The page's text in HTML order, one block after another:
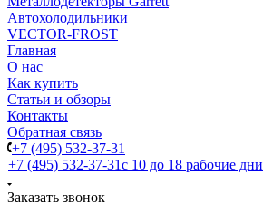
Автохолодильники
VECTOR-FROST
Главная
О нас
Как купить
Статьи и обзоры
Контакты
Обратная связь
+7 (495) 532-37-31
+7 (495) 532-37-31с 10 до 18 рабочие дни
Заказать звонок